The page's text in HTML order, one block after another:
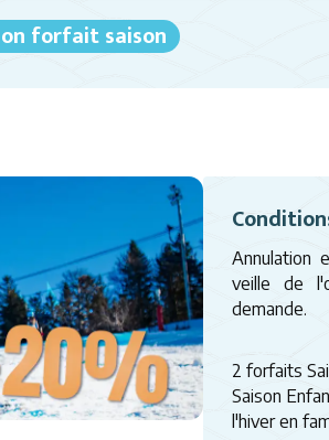
forfait saison
Annulation
veille de
demande.
2 forfaits
Saison
l'hiver en